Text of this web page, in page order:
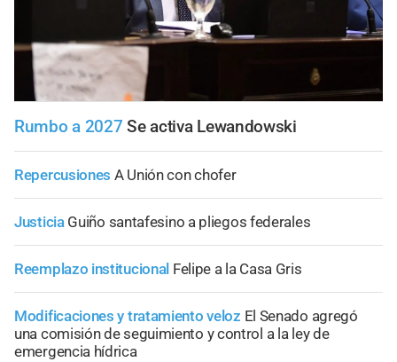
Rumbo a 2027 Se activa Lewandowski
Repercusiones A Unión con chofer
Justicia Guiño santafesino a pliegos federales
Reemplazo institucional Felipe a la Casa Gris
Modificaciones y tratamiento veloz El Senado agregó
una comisión de seguimiento y control a la ley de
emergencia hídrica